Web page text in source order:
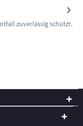
zuverlässig schützt.